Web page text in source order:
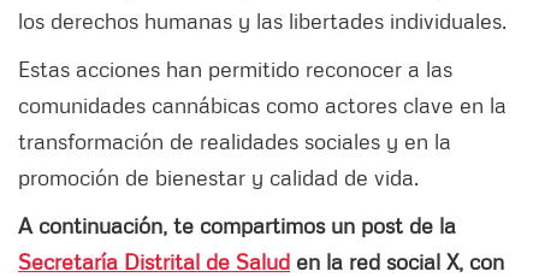
los derechos humanas y las libertades individuales.
Estas acciones han permitido reconocer a las
comunidades cannábicas como actores clave en la
transformación de realidades sociales y en la
promoción de bienestar y calidad de vida.
A continuación, te compartimos un post de la
Secretaría Distrital de Salud en la red social X, con